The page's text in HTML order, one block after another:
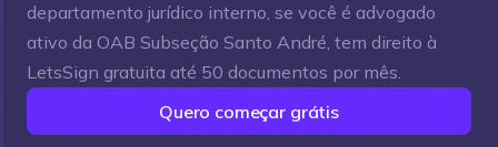
departamento jurídico interno, se você é advogado
ativo da OAB Subseção Santo André, tem direito à
LetsSign gratuita até 50 documentos por mês.
Quero começar grátis